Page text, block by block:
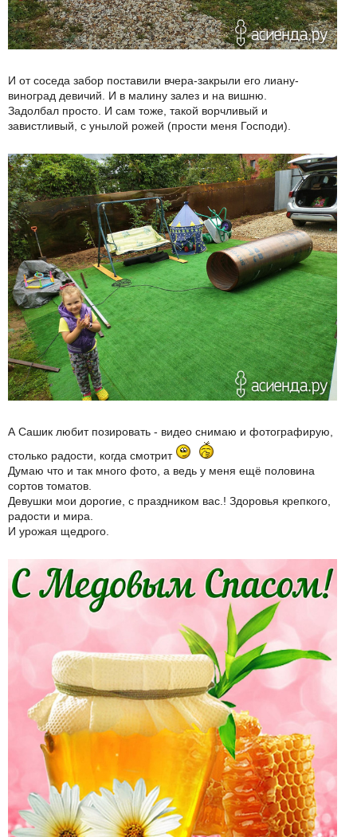
И от соседа забор поставили вчера-закрыли его лиану-
виноград девичий. И в малину залез и на вишню.
Задолбал просто. И сам тоже, такой ворчливый и
завистливый, с унылой рожей (прости меня Господи).
А Сашик любит позировать - видео снимаю и фотографирую,
столько радости, когда смотрит
Думаю что и так много фото, а ведь у меня ещё половина
сортов томатов.
Девушки мои дорогие, с праздником вас.! Здоровья крепкого,
радости и мира.
И урожая щедрого.